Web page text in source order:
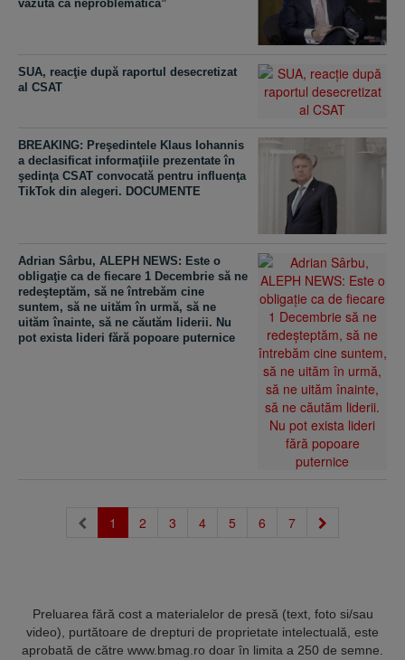
văzută ca neproblematică”
SUA, reacţie după raportul desecretizat
al CSAT
BREAKING: Preşedintele Klaus Iohannis
a declasificat informaţiile prezentate în
şedinţa CSAT convocată pentru influenţa
TikTok din alegeri. DOCUMENTE
Adrian Sârbu, ALEPH NEWS: Este o
obligaţie ca de fiecare 1 Decembrie să ne
redeşteptăm, să ne întrebăm cine
suntem, să ne uităm în urmă, să ne
uităm înainte, să ne căutăm liderii. Nu
pot exista lideri fără popoare puternice
1 (current)
2 3 4 5 6 7
Preluarea fără cost a materialelor de presă (text, foto si/sau
video), purtătoare de drepturi de proprietate intelectuală, este
aprobată de către www.bmag.ro doar în limita a 250 de semne.